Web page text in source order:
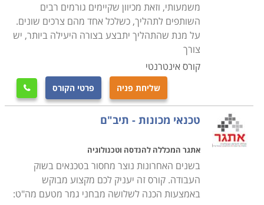
משמעותי, וזאת מכיוון שקיימים גורמים רבים
השותפים לתהליך, כשלכל אחד מהם צרכים שונים.
על מנת שהתהליך יתבצע בצורה היעילה ביותר, יש
צורך
קורס אינטרנטי
שליחת פניה פרטי הקורס 
טכנאי מכונות - תיב"ם
אתגר המכללה להנדסה וטכנולוגיה
בשנים האחרונות נוצר מחסור בטכנאים בשוק
העבודה. קורס זה יעניק לכם מקצוע מבוקש
באמצעות הכנה לשלושה מבחני גמר מטעם מה"ט: